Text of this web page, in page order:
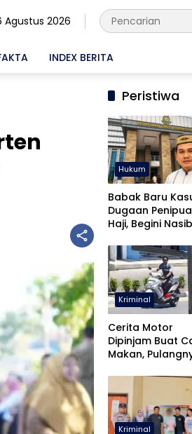
Agustus 2026
INDEX BERITA
Peristiwa
Hukum
Babak Baru
Dugaan
Haji, Begini Nasib
Kriminal
Cerita Motor
Dipinjam Buat
Makan,
Pohuwato
Kriminal